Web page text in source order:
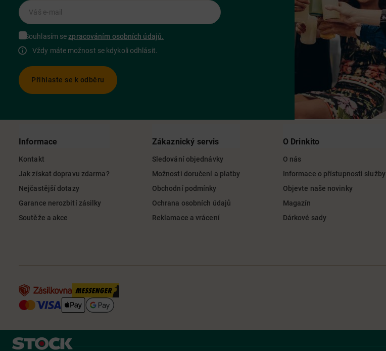
Váš e-mail
Souhlasím sezpracováním osobních údajů.
Vždy máte možnost se kdykoli odhlásit.
Přihlaste se k odběru
Informace
Kontakt
Jak získat dopravu zdarma?
Nejčastější dotazy
Garance nerozbití zásilky
Soutěže a akce
Zákaznický servis
Sledování objednávky
Možnosti doručení a platby
Obchodní podmínky
Ochrana osobních údajů
Reklamace a vrácení
O Drinkito
O nás
Informace o přístupnosti služby
Objevte naše novinky
Magazín
Dárkové sady